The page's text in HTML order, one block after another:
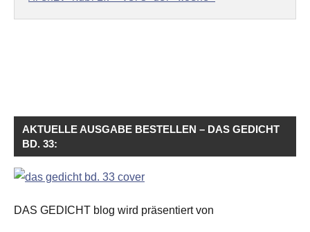
AKTUELLE AUSGABE BESTELLEN – DAS GEDICHT
BD. 33:
DAS GEDICHT blog wird präsentiert von